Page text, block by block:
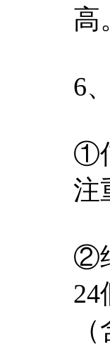
高
6
①
注
②
24